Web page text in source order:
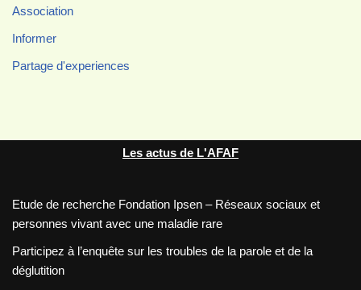
Association
Informer
Partage d'experiences
Les actus de L'AFAF
Etude de recherche Fondation Ipsen – Réseaux sociaux et
personnes vivant avec une maladie rare
Participez à l’enquête sur les troubles de la parole et de la
déglutition